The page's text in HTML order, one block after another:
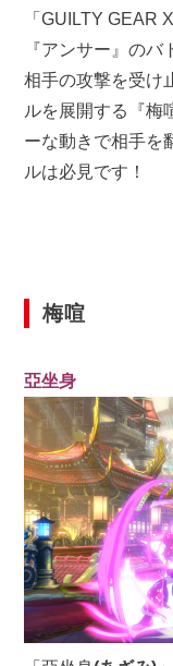
「GUILTY GEAR
『アンサー』のバ
相手の攻撃を受け
ルを展開する『梅
ーな動きで相手を
ルは必見です！
梅喧
亞坐身